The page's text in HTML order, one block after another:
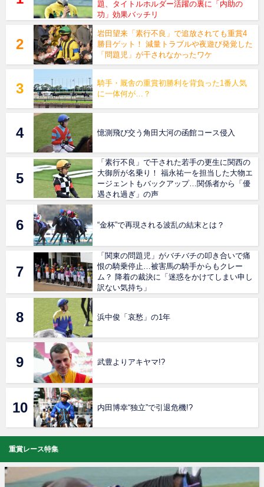
題、タイトルホルダー活躍の裏に「内助の
功」効果バッチリ
岩田望来「素行不良」で追放されても重賞4
勝目ゲット！ 減量トラブルや夜遊び発覚した
「問題児」が干されなかったワケ
騎手・厩舎の重賞初勝利を背負った1番人気
に一体何が…？
憶測飛び交う角田大河の函館コース侵入
「素行不良」で干された若手の更生に関西の
大御所が名乗り！ 福永祐一を担当した大物エ
ージェントもバックアップ…関係者から「優
遇され過ぎ」の声
“金杯”で再現される波乱の結末とは？
「関東の問題児」がバチバチの叩き合いで痛
恨の騎乗停止…被害馬の騎手からもクレー
ム？ 降着の裁決に「迷惑をかけてしまい申し
訳ない気持ち」
浜中俊「哀愁」の1年
武豊よりアキヤマ!?
内田博幸“独立”で引退危機!?
重賞レース特集